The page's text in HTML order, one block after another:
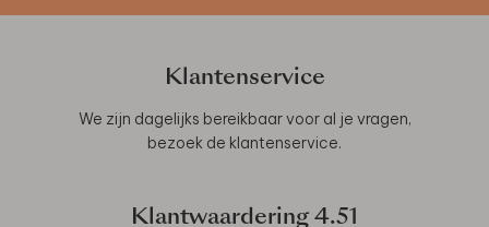
Klantenservice
We zijn dagelijks bereikbaar voor al je vragen,
bezoek de klantenservice.
Klantwaardering 4.51